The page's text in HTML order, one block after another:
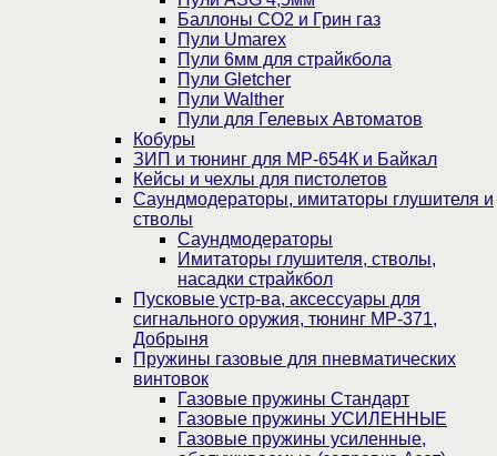
Баллоны CO2 и Грин газ
Пули Umarex
Пули 6мм для страйкбола
Пули Gletcher
Пули Walther
Пули для Гелевых Автоматов
Кобуры
ЗИП и тюнинг для МР-654К и Байкал
Кейсы и чехлы для пистолетов
Саундмодераторы, имитаторы глушителя и
стволы
Саундмодераторы
Имитаторы глушителя, стволы,
насадки страйкбол
Пусковые устр-ва, аксессуары для
сигнального оружия, тюнинг МР-371,
Добрыня
Пружины газовые для пневматических
винтовок
Газовые пружины Стандарт
Газовые пружины УСИЛЕННЫЕ
Газовые пружины усиленные,